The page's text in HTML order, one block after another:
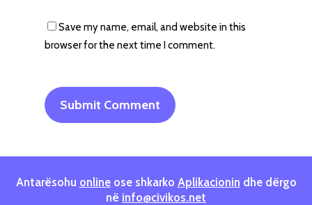
Save my name, email, and website in this
browser for the next time I comment.
Antarësohu onlineose shkarko Aplikacionin dhe dërgo
në info@civikos.net